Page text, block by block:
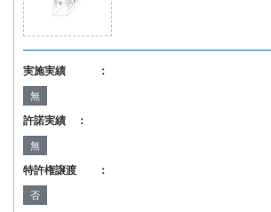
実施実績 ：
無
許諾実績 ：
無
特許権譲渡 ：
否